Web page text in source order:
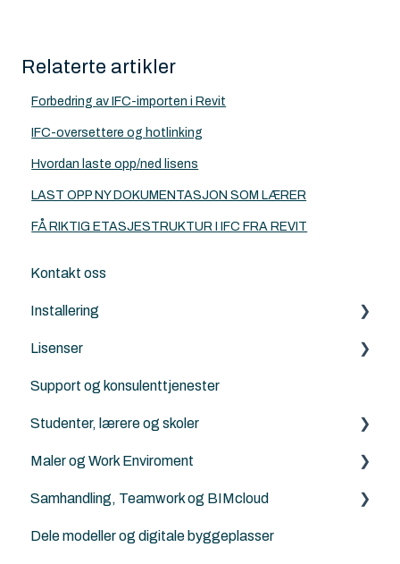
Relaterte artikler
Forbedring av IFC-importen i Revit
IFC-oversettere og hotlinking
Hvordan laste opp/ned lisens
LAST OPP NY DOKUMENTASJON SOM LÆRER
FÅ RIKTIG ETASJESTRUKTUR I IFC FRA REVIT
Kontakt oss
Installering
Archicad
Nordic Tools
ArchiFrame
Solibri
Architerra
Goodies for Archicad
Lisenser
Archicad
Archicad Cloud licenser
ArchiFrame
Support og konsulenttjenester
Studenter, lærere og skoler
Archicad BIM norsktilpasset for studenter, lærere
Maler og Work Enviroment
Maler
Attributter
Samhandling, Teamwork og BIMcloud
Generelt
Dele modeller og digitale byggeplasser